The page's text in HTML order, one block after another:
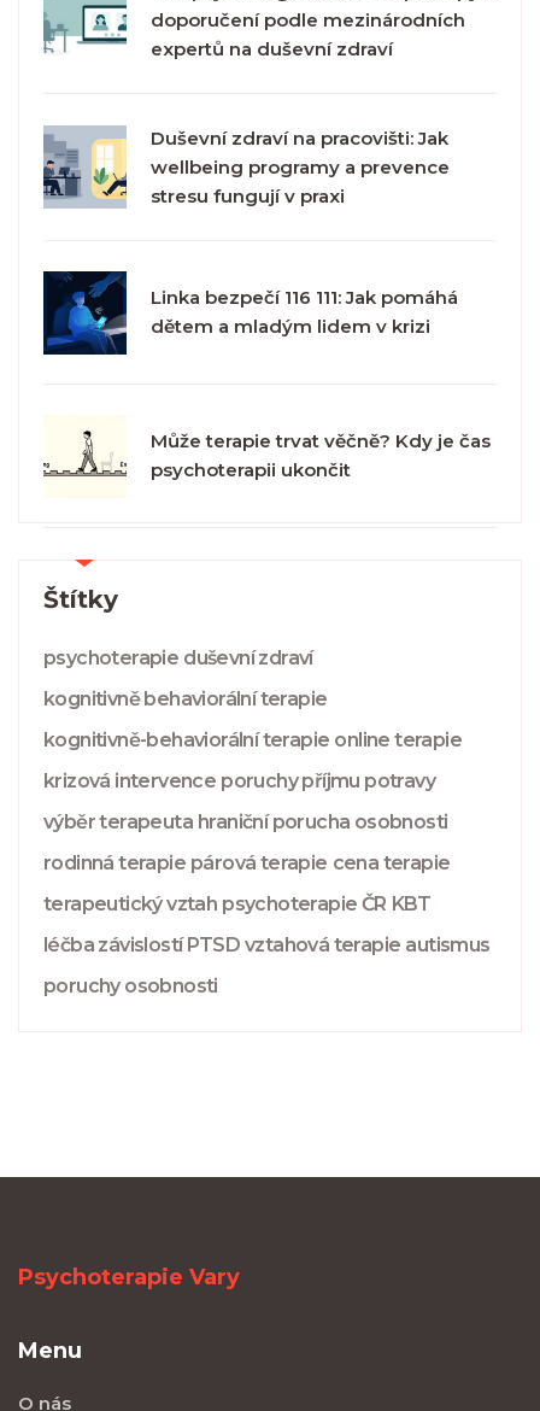
doporučení podle mezinárodních
expertů na duševní zdraví
Duševní zdraví na pracovišti: Jak
wellbeing programy a prevence
stresu fungují v praxi
Linka bezpečí 116 111: Jak pomáhá
dětem a mladým lidem v krizi
Může terapie trvat věčně? Kdy je čas
psychoterapii ukončit
Štítky
psychoterapie duševní zdraví
kognitivně behaviorální terapie
kognitivně-behaviorální terapie online terapie
krizová intervence poruchy příjmu potravy
výběr terapeuta hraniční porucha osobnosti
rodinná terapie párová terapie cena terapie
terapeutický vztah psychoterapie ČR KBT
léčba závislostí PTSD vztahová terapie autismus
poruchy osobnosti
Psychoterapie Vary
Menu
O nás